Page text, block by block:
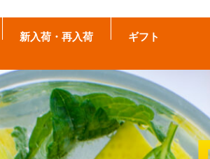
新入荷・再入荷 ギフト